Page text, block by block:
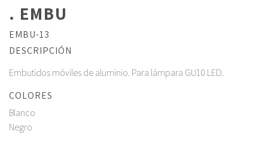
. EMBU
EMBU-13
DESCRIPCIÓN
Embutidos móviles de aluminio. Para lámpara GU10 LED.
COLORES
Blanco
Negro